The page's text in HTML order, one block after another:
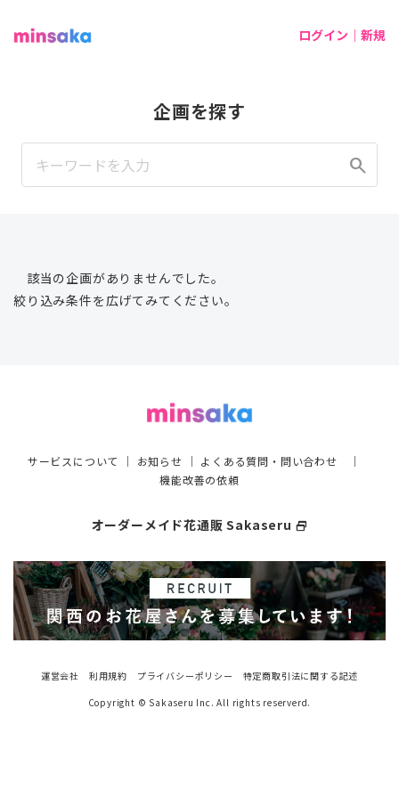
ログイン｜新規
企画を探す
search
該当の企画がありませんでした。
絞り込み条件を広げてみてください。
サービスについて ｜ お知らせ ｜ よくある質問・問い合わせ ｜
機能改善の依頼
オーダーメイド花通販 Sakaseru select_window
運営会社 利用規約 プライバシーポリシー
特定商取引法に関する記述
Copyright © Sakaseru Inc. All rights reserverd.